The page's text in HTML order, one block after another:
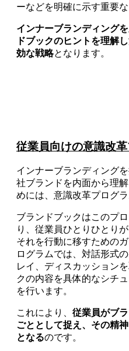
ーなどを明確に示す重要
インナーブランディング
ドブックのヒントを理解
効な戦略となります。
従業員向けの意識改
インナーブランディング
社ブランドを内面から理
めには、意識改革プログ
ブランドブックはこのプ
り、従業員ひとりひとり
それを行動に移すための
ログラムでは、対話形式
レイ、ディスカッション
クの内容を具体的なシチ
を行います。
これにより、 従業員がブ
ごととして捉え、その精
となるのです。